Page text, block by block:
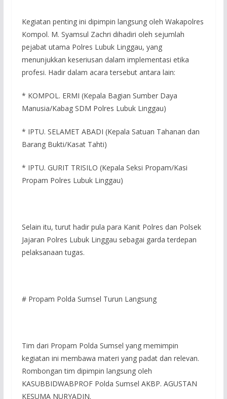
Kegiatan penting ini dipimpin langsung oleh Wakapolres
Kompol. M. Syamsul Zachri dihadiri oleh sejumlah
pejabat utama Polres Lubuk Linggau, yang
menunjukkan keseriusan dalam implementasi etika
profesi. Hadir dalam acara tersebut antara lain:
* KOMPOL. ERMI (Kepala Bagian Sumber Daya
Manusia/Kabag SDM Polres Lubuk Linggau)
* IPTU. SELAMET ABADI (Kepala Satuan Tahanan dan
Barang Bukti/Kasat Tahti)
* IPTU. GURIT TRISILO (Kepala Seksi Propam/Kasi
Propam Polres Lubuk Linggau)
Selain itu, turut hadir pula para Kanit Polres dan Polsek
Jajaran Polres Lubuk Linggau sebagai garda terdepan
pelaksanaan tugas.
# Propam Polda Sumsel Turun Langsung
Tim dari Propam Polda Sumsel yang memimpin
kegiatan ini membawa materi yang padat dan relevan.
Rombongan tim dipimpin langsung oleh
KASUBBIDWABPROF Polda Sumsel AKBP. AGUSTAN
KESUMA NURYADIN.